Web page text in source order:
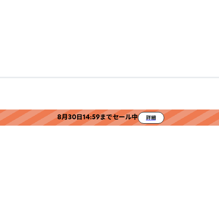
8月30日14:59までセール中 詳細